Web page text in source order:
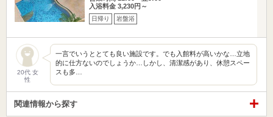
入浴料金 3,230円～
日帰り 岩盤浴
20代 女
性
一言でいうととても良い施設です。でも入館料が高いかな…立地
的に仕方ないのでしょうか…しかし、清潔感があり、休憩スペー
スも多…
関連情報から探す